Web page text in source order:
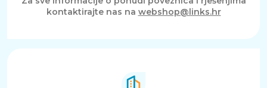
kontaktirajte nas na webshop@links.hr